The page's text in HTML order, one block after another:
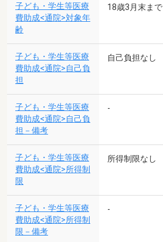
子ども・学生等医療
費助成<通院>対象年
齢
18歳3月末まで
子ども・学生等医療
費助成<通院>自己負
担
自己負担なし
子ども・学生等医療
費助成<通院>自己負
担－備考
-
子ども・学生等医療
費助成<通院>所得制
限
所得制限なし
子ども・学生等医療
費助成<通院>所得制
限－備考
-